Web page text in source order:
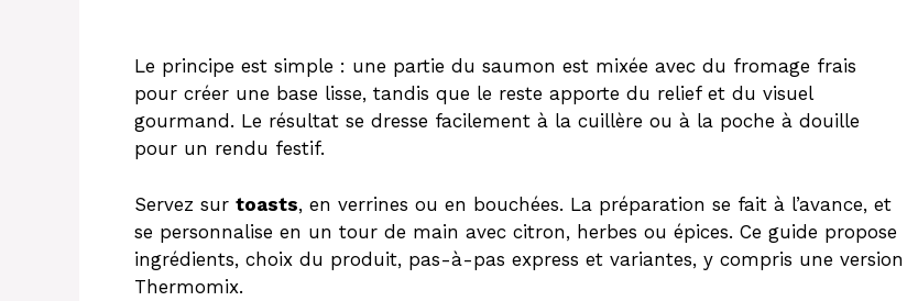
Le principe est simple : une partie du saumon est mixée avec du fromage frais
pour créer une base lisse, tandis que le reste apporte du relief et du visuel
gourmand. Le résultat se dresse facilement à la cuillère ou à la poche à douille
pour un rendu festif.
Servez sur toasts, en verrines ou en bouchées. La préparation se fait à l’avance, et
se personnalise en un tour de main avec citron, herbes ou épices. Ce guide propose
ingrédients, choix du produit, pas-à-pas express et variantes, y compris une version
Thermomix.